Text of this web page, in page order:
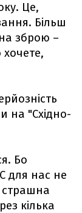
Це,
Більш
на зброю –
хочете,
на "Східно-
Бо
для нас не
страшна
кілька